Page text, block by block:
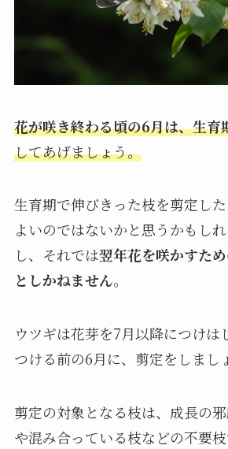
花が咲き終わる頃の6月は、生育
してあげましょう。
生育期で伸びきった枝を剪定し
よいのではないかと思うかもし
し、それでは翌年花を咲かすた
としかねません。
ウツギは花芽を7月以降につけは
つける前の6月に、剪定をしまし
剪定の対象となる枝は、成長の
や混み合っている枝などの不要